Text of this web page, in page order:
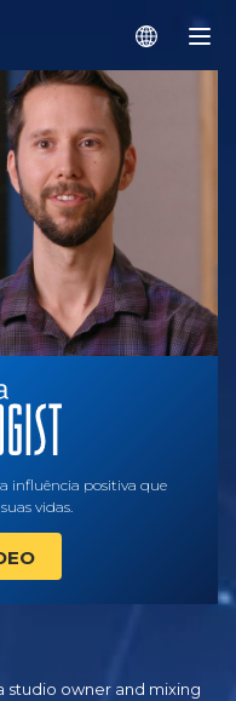
influência positiva que
vidas.
studio owner and mixing